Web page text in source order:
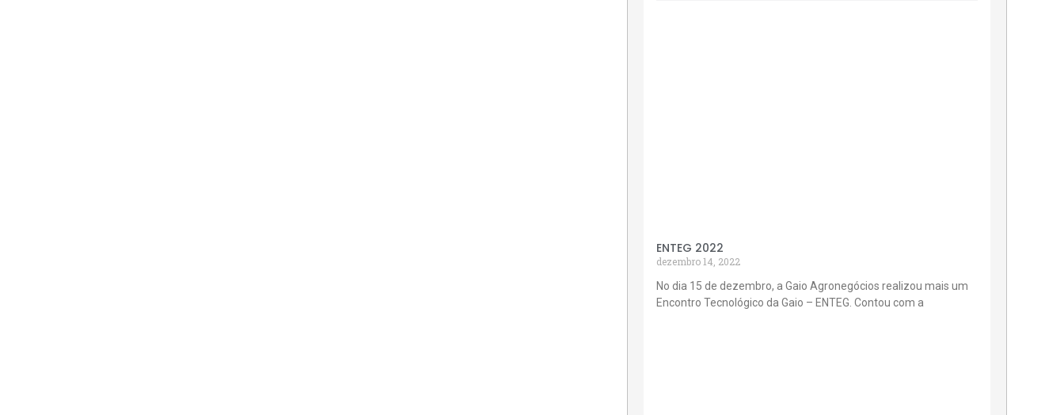
ENTEG 2022
dezembro 14, 2022
No dia 15 de dezembro, a Gaio Agronegócios realizou mais um
Encontro Tecnológico da Gaio – ENTEG. Contou com a